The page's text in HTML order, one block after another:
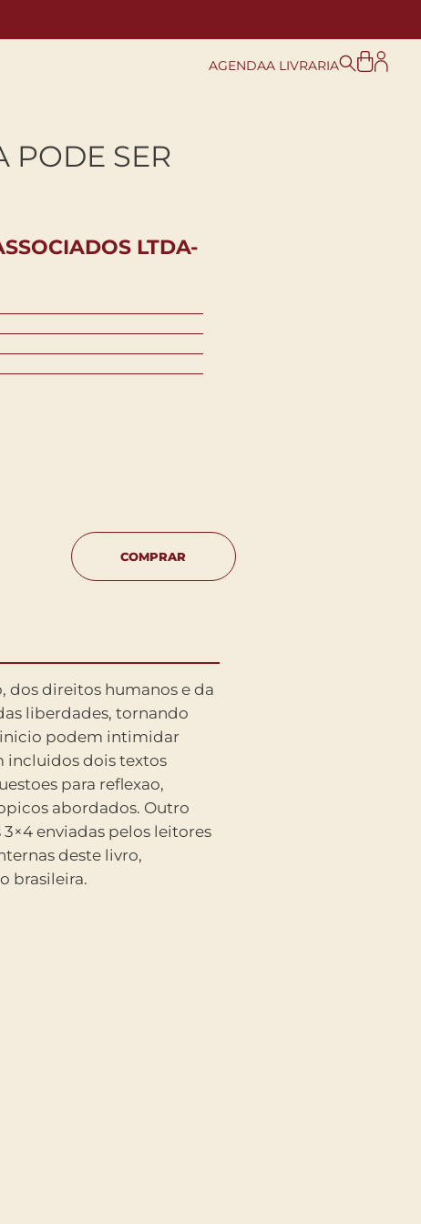
AGENDAA LIVRARIA
PODE SER
LTDA-
COMPRAR
brasileira.